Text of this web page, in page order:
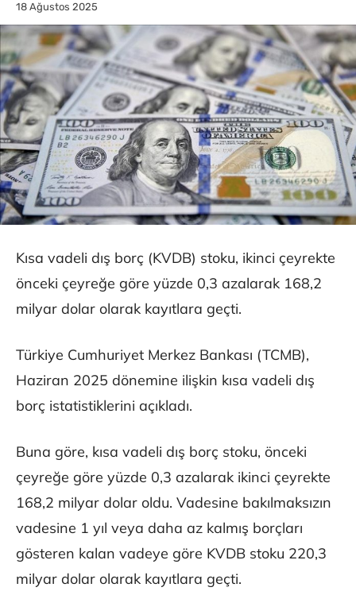
18 Ağustos 2025
Kısa vadeli dış borç (KVDB) stoku, ikinci çeyrekte
önceki çeyreğe göre yüzde 0,3 azalarak 168,2
milyar dolar olarak kayıtlara geçti.
Türkiye Cumhuriyet Merkez Bankası (TCMB),
Haziran 2025 dönemine ilişkin kısa vadeli dış
borç istatistiklerini açıkladı.
Buna göre, kısa vadeli dış borç stoku, önceki
çeyreğe göre yüzde 0,3 azalarak ikinci çeyrekte
168,2 milyar dolar oldu. Vadesine bakılmaksızın
vadesine 1 yıl veya daha az kalmış borçları
gösteren kalan vadeye göre KVDB stoku 220,3
milyar dolar olarak kayıtlara geçti.